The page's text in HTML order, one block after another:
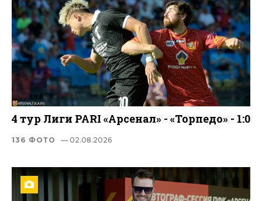
4 тур Лиги PARI «Арсенал» - «Торпедо» - 1:0
136 ФОТО — 02.08.2026